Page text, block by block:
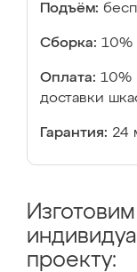
Подъём:
Сборка: 10%
Оплата: 10%
доставки
Гарантия: 24
проекту: